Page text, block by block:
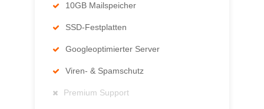
10GB Mailspeicher
SSD-Festplatten
Googleoptimierter Server
Viren- & Spamschutz
Premium Support